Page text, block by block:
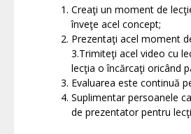
Creaţi un moment de
înveţe acel concept;
Prezentaţi acel moment
3.Trimiteţi acel video cu
lecţia o încărcaţi oricând
Evaluarea este continuă
Suplimentar persoanele
de prezentator pentru